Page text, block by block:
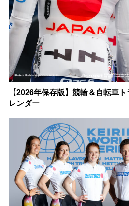
【2026年保存版】競輪＆自転車
レンダー